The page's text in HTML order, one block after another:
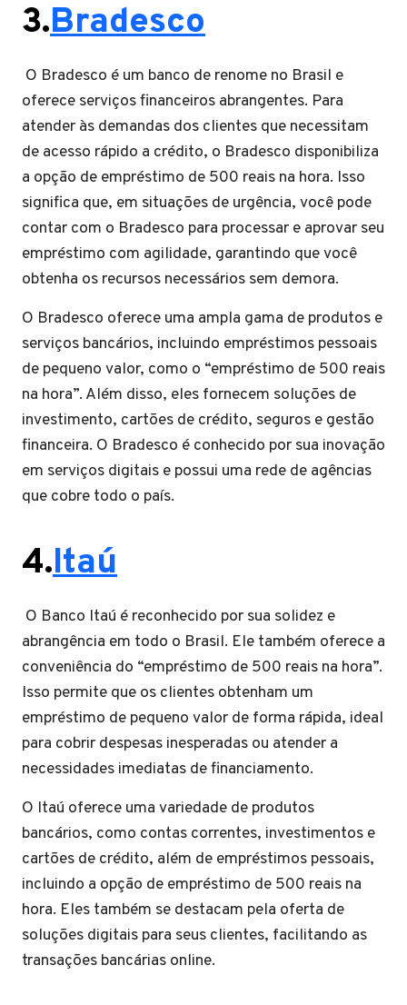
3.Bradesco
O Bradesco é um banco de renome no Brasil e
oferece serviços financeiros abrangentes. Para
atender às demandas dos clientes que necessitam
de acesso rápido a crédito, o Bradesco disponibiliza
a opção de empréstimo de 500 reais na hora. Isso
significa que, em situações de urgência, você pode
contar com o Bradesco para processar e aprovar seu
empréstimo com agilidade, garantindo que você
obtenha os recursos necessários sem demora.
O Bradesco oferece uma ampla gama de produtos e
serviços bancários, incluindo empréstimos pessoais
de pequeno valor, como o “empréstimo de 500 reais
na hora”. Além disso, eles fornecem soluções de
investimento, cartões de crédito, seguros e gestão
financeira. O Bradesco é conhecido por sua inovação
em serviços digitais e possui uma rede de agências
que cobre todo o país.
4.Itaú
O Banco Itaú é reconhecido por sua solidez e
abrangência em todo o Brasil. Ele também oferece a
conveniência do “empréstimo de 500 reais na hora”.
Isso permite que os clientes obtenham um
empréstimo de pequeno valor de forma rápida, ideal
para cobrir despesas inesperadas ou atender a
necessidades imediatas de financiamento.
O Itaú oferece uma variedade de produtos
bancários, como contas correntes, investimentos e
cartões de crédito, além de empréstimos pessoais,
incluindo a opção de empréstimo de 500 reais na
hora. Eles também se destacam pela oferta de
soluções digitais para seus clientes, facilitando as
transações bancárias online.